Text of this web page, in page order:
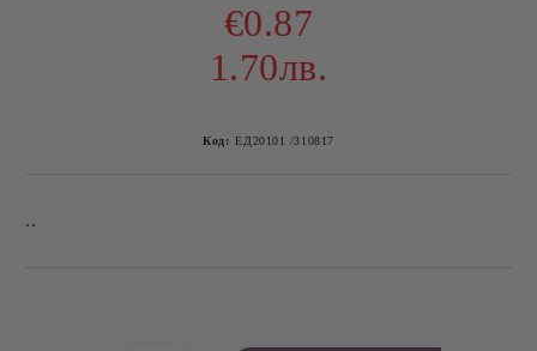
€0.87
1.70лв.
Код: ЕД20101 /310817
..